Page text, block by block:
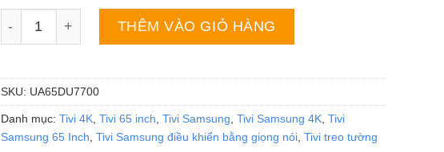
Tivi Samsung UA65DU7700 | 65 inch 4K Tizen số lượng
THÊM VÀO GIỎ HÀNG
SKU: UA65DU7700
Danh mục: Tivi 4K, Tivi 65 inch Tivi Samsung Tivi Samsung 4K, Tivi
Samsung 65 Inch Tivi Samsung điều khiển bằng giọng nói, Tivi treo tường